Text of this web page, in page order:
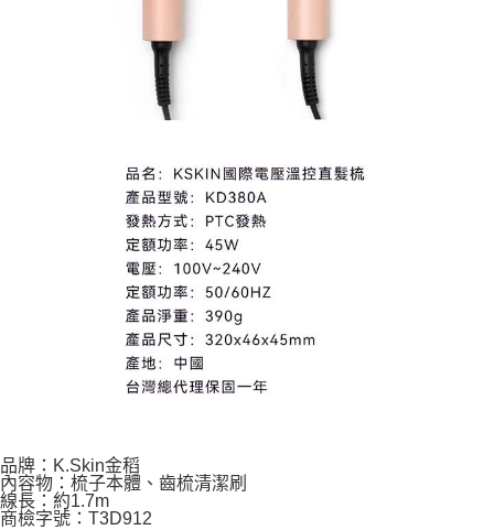
品牌：K.Skin金稻
內容物：梳子本體、齒梳清潔刷
線長：約1.7m
商檢字號：T3D912